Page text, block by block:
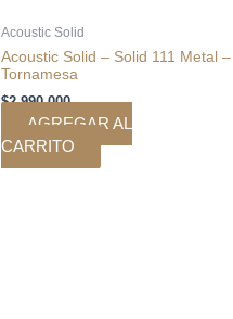
Acoustic Solid
Acoustic Solid – Solid 111 Metal –
Tornamesa
$2.990.000
AGREGAR AL
CARRITO